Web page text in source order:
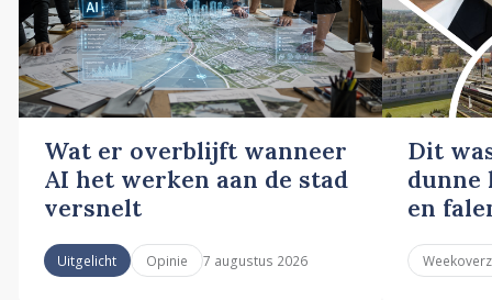
Wat er overblijft wanneer
AI het werken aan de stad
versnelt
Uitgelicht Opinie 7 augustus 2026
Dit
dunne
en